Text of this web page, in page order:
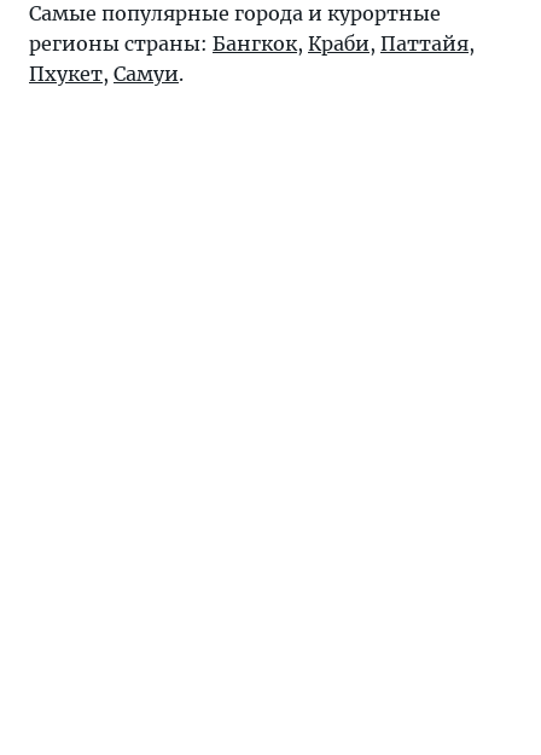
Самые популярные города и курортные
регионы страны: Бангкок, Краби, Паттайя,
Пхукет, Самуи.